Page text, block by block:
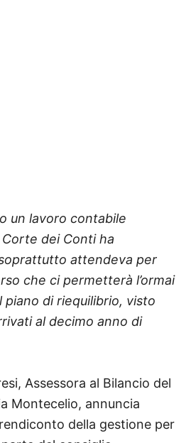
un lavoro contabile
dei Conti ha
attendeva per
che ci permetterà l’ormai
piano di riequilibrio, visto
al decimo anno di
Assessora al Bilancio del
Montecelio, annuncia
della gestione per